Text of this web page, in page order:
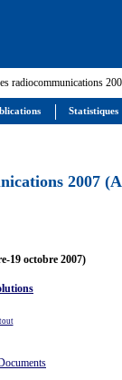
radiocommunications
2007
19 octobre 2007)
Statistiques